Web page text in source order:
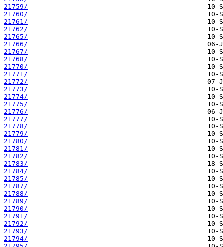
21759/
21760/
21761/
21762/
21765/
21766/
21767/
21768/
21770/
21771/
21772/
21773/
21774/
21775/
21776/
21777/
21778/
21779/
21780/
21781/
21782/
21783/
21784/
21785/
21787/
21788/
21789/
21790/
21791/
21792/
21793/
21794/